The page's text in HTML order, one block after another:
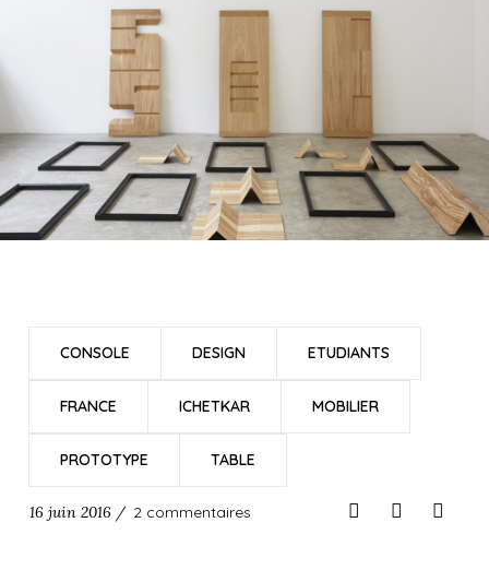
CONSOLE DESIGN ETUDIANTS
FRANCE ICHETKAR MOBILIER
PROTOTYPE TABLE
16 juin 2016 / 2 commentaires